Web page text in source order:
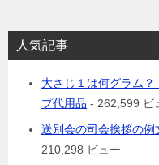
人気記事
大さじ１は何グラム
プ代用品 - 262,599 ビ
送別会の司会挨拶の
210,298 ビュー